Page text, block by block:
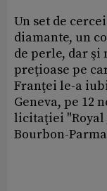
Un set de
diamante, un
de perle, dar
preţioase pe
Franţei le-a
Geneva, pe 12
licitaţiei "Royal
Bourbon-